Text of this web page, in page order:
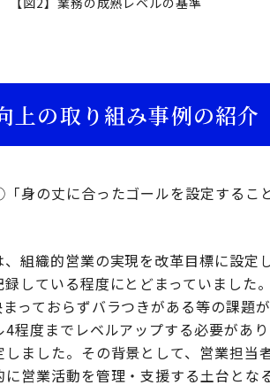
上の取り組み事例の紹介
身の丈に合ったゴールを設定するこ
組織的営業の実現を改革目標に設定
している程度にとどまっていました
っておらずバラつきがある等の課題
程度までレベルアップする必要があ
ました。その背景として、営業担当
営業活動を管理・支援する土台とな